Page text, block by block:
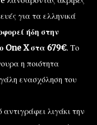
για τα ελληνικά
ήδη στην
One X στα 679€. Το
η ποιότητα
ενασχόληση του
λιγάκι την